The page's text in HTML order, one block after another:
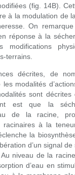
(fig. 14B).
à la modulation de
On
réponse à la
modifications
terrains.
décrites, de
modalités
sont
est que la
de la racine,
racinaires à la
la
d’un signal
niveau de la
d’eau en